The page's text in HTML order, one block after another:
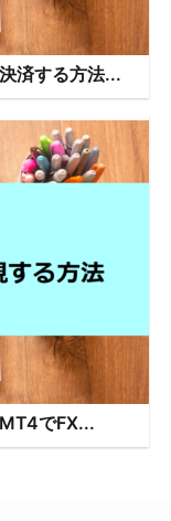
済する方法...
でFX...